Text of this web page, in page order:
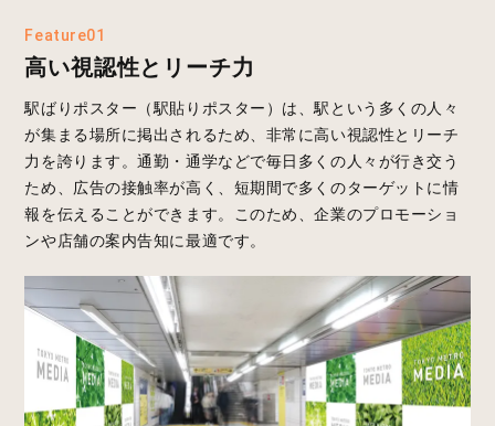
Feature01
高い視認性とリーチ力
駅ばりポスター（駅貼りポスター）は、駅という多くの人々
が集まる場所に掲出されるため、非常に高い視認性とリーチ
力を誇ります。通勤・通学などで毎日多くの人々が行き交う
ため、広告の接触率が高く、短期間で多くのターゲットに情
報を伝えることができます。このため、企業のプロモーショ
ンや店舗の案内告知に最適です。